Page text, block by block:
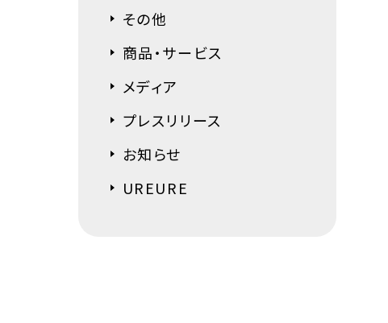
その他
商品・サービス
メディア
プレスリリース
お知らせ
UREURE